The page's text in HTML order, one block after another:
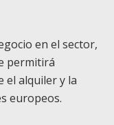
en el sector,
permitirá
el alquiler y la
europeos.